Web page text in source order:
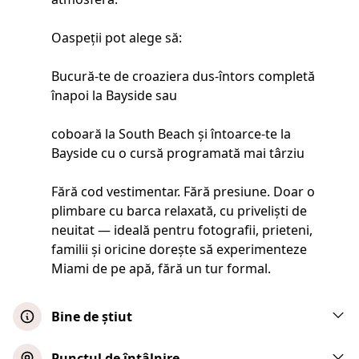
Oaspeții pot alege să:
Bucură-te de croaziera dus-întors completă
înapoi la Bayside sau
coboară la South Beach și întoarce-te la
Bayside cu o cursă programată mai târziu
Fără cod vestimentar. Fără presiune. Doar o
plimbare cu barca relaxată, cu priveliști de
neuitat — ideală pentru fotografii, prieteni,
familii și oricine dorește să experimenteze
Miami de pe apă, fără un tur formal.
Bine de știut
Check-in-ul pentru barcă se închide cu 10